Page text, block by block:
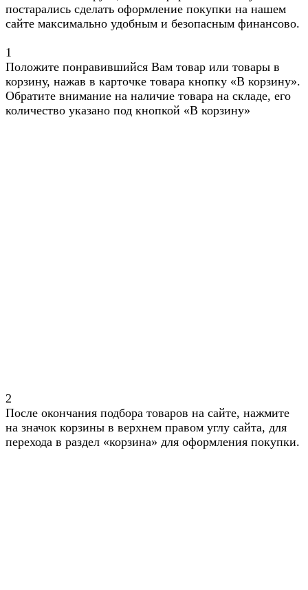
постарались сделать оформление покупки на нашем
сайте максимально удобным и безопасным финансово.
1
Положите понравившийся Вам товар или товары в
корзину, нажав в карточке товара кнопку «В корзину».
Обратите внимание на наличие товара на складе, его
количество указано под кнопкой «В корзину»
2
После окончания подбора товаров на сайте, нажмите
на значок корзины в верхнем правом углу сайта, для
перехода в раздел «корзина» для оформления покупки.